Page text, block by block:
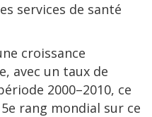
services de santé
croissance
avec un taux de
2000–2010, ce
rang mondial sur ce